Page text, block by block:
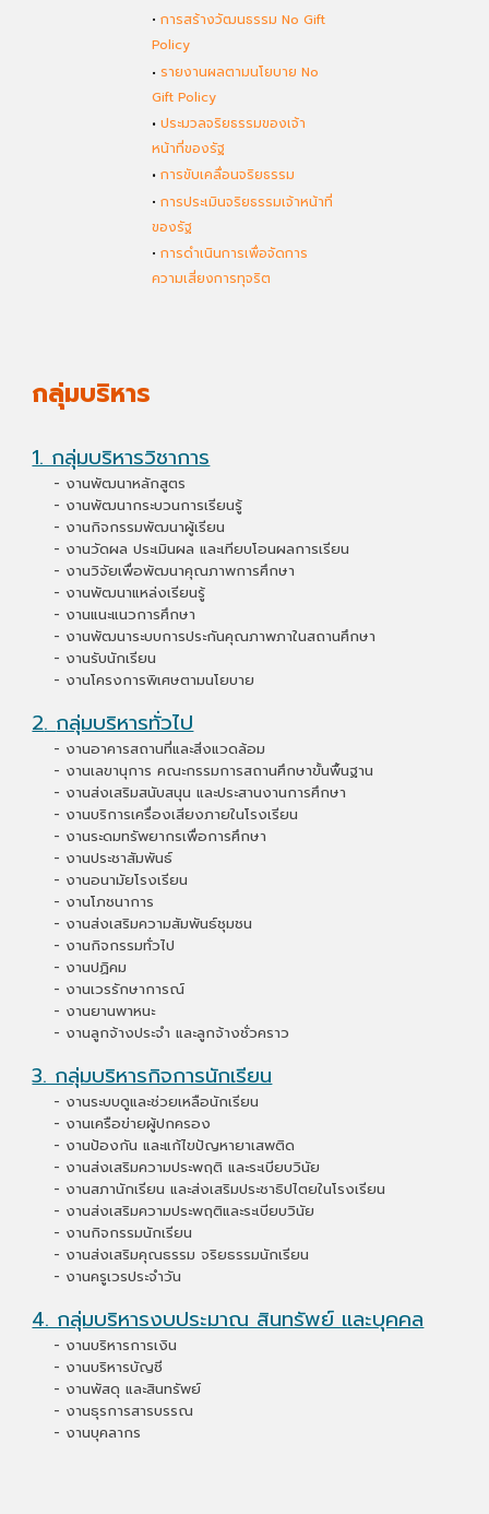
• การสร้างวัฒนธรรม No Gift
Policy
• รายงานผลตามนโยบาย No
Gift Policy
• ประมวลจริยธรรมของเจ้า
หน้าที่ของรัฐ
• การขับเคลื่อนจริยธรรม
• การประเมินจริยธรรมเจ้าหน้าที่
ของรัฐ
• การดำเนินการเพื่อจัดการ
ความเสี่ยงการทุจริต
กลุ่มบริหาร
1. กลุ่มบริหารวิชาการ
- งานพัฒนาหลักสูตร
- งานพัฒนากระบวนการเรียนรู้
- งานกิจกรรมพัฒนาผู้เรียน
- งานวัดผล ประเมินผล และเทียบโอนผลการเรียน
- งานวิจัยเพื่อพัฒนาคุณภาพการศึกษา
- งานพัฒนาแหล่งเรียนรู้
- งานแนะแนวการศึกษา
- งานพัฒนาระบบการประกันคุณภาพภาในสถานศึกษา
- งานรับนักเรียน
- งานโครงการพิเศษตามนโยบาย
2.กลุ่มบริหารทั่วไป
- งานอาคารสถานที่และสิ่งแวดล้อม
- งานเลขานุการ คณะกรรมการสถานศึกษาขั้นพื้นฐาน
- งานส่งเสริมสนับสนุน และประสานงานการศึกษา
- งานบริการเครื่องเสียงภายในโรงเรียน
- งานระดมทรัพยากรเพื่อการศึกษา
- งานประชาสัมพันธ์
- งานอนามัยโรงเรียน
- งานโภชนาการ
- งานส่งเสริมความสัมพันธ์ชุมชน
- งานกิจกรรมทั่วไป
- งานปฏิคม
- งานเวรรักษาการณ์
- งานยานพาหนะ
- งานลูกจ้างประจำ และลูกจ้างชั่วคราว
3. กลุ่มบริหารกิจการนักเรียน
- งานระบบดูและช่วยเหลือนักเรียน
- งานเครือข่ายผู้ปกครอง
- งานป้องกัน และแก้ไขปัญหายาเสพติด
- งานส่งเสริมความประพฤติ และระเบียบวินัย
- งานสภานักเรียน และส่งเสริมประชาธิปไตยในโรงเรียน
- งานส่งเสริมความประพฤติและระเบียบวินัย
- งานกิจกรรมนักเรียน
- งานส่งเสริมคุณธรรม จริยธรรมนักเรียน
- งานครูเวรประจำวัน
4. กลุ่มบริหารงบประมาณ สินทรัพย์ และบุคคล
- งานบริหารการเงิน
- งานบริหารบัญชี
- งานพัสดุ และสินทรัพย์
- งานธุรการสารบรรณ
- งานบุคลากร